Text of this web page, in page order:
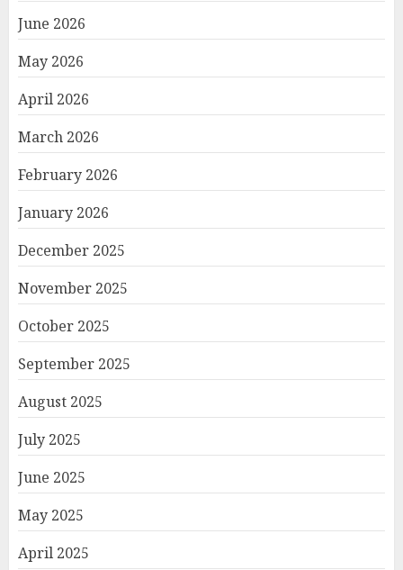
June 2026
May 2026
April 2026
March 2026
February 2026
January 2026
December 2025
November 2025
October 2025
September 2025
August 2025
July 2025
June 2025
May 2025
April 2025